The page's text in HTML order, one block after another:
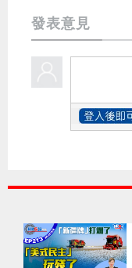
發表意見